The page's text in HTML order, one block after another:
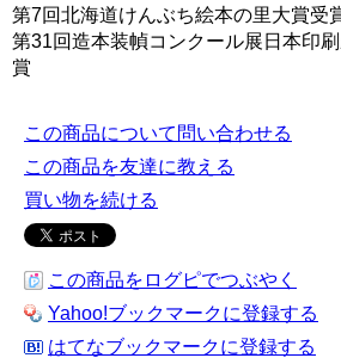
第7回北海道けんぶち絵本の里大賞受
第31回造本装幀コンクール展日本印
賞
この商品について問い合わせる
この商品を友達に教える
買い物を続ける
この商品をログピでつぶやく
Yahoo!ブックマークに登録する
はてなブックマークに登録する